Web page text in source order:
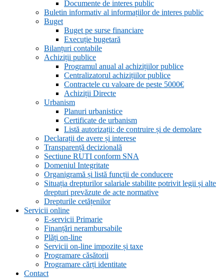
Documente de interes public
Buletin informativ al informațiilor de interes public
Buget
Buget pe surse financiare
Execuție bugetară
Bilanțuri contabile
Achiziții publice
Programul anual al achizițiilor publice
Centralizatorul achizițiilor publice
Contractele cu valoare de peste 5000€
Achiziții Directe
Urbanism
Planuri urbanistice
Certificate de urbanism
Listă autorizații: de contruire și de demolare
Declarații de avere și interese
Transparență decizională
Sectiune RUTI conform SNA
Domeniul Integritate
Organigramă și listă funcții de conducere
Situația drepturilor salariale stabilite potrivit legii și alte
drepturi prevăzute de acte normative
Drepturile cetățenilor
Servicii online
E-servicii Primarie
Finanțări nerambursabile
Plăți on-line
Servicii on-line impozite și taxe
Programare căsătorii
Programare cărți identitate
Contact